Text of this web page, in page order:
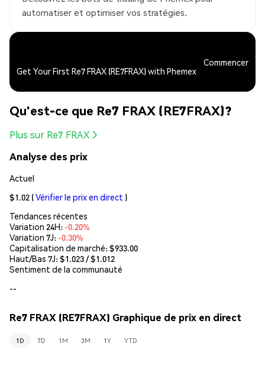
automatiser et optimiser vos stratégies.
Get Your First Re7 FRAX (RE7FRAX) with Phemex
Commencer
Qu'est-ce que Re7 FRAX (RE7FRAX)?
Plus sur Re7 FRAX
Analyse des prix
Actuel
$1.02 (Vérifier le prix en direct )
Tendances récentes
Variation 24H: -0.20%
Variation 7J: -0.30%
Capitalisation de marché:$933.00
Haut/Bas 7J: $1.023/ $1.012
Sentiment de la communauté
--
Re7 FRAX (RE7FRAX) Graphique de prix en direct
1D 7D 1M 3M 1Y YTD